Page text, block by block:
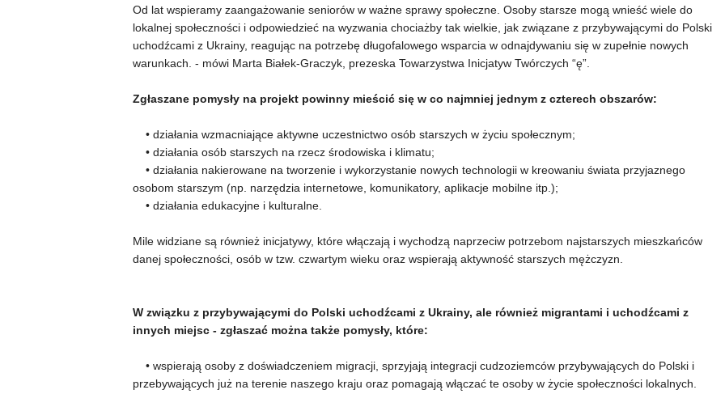
Od lat wspieramy zaangażowanie seniorów w ważne sprawy społeczne. Osoby starsze mogą wnieść wiele do
lokalnej społeczności i odpowiedzieć na wyzwania chociażby tak wielkie, jak związane z przybywającymi do Polski
uchodźcami z Ukrainy, reagując na potrzebę długofalowego wsparcia w odnajdywaniu się w zupełnie nowych
warunkach. - mówi Marta Białek-Graczyk, prezeska Towarzystwa Inicjatyw Twórczych “ę”.
Zgłaszane pomysły na projekt powinny mieścić się w co najmniej jednym z czterech obszarów:
• działania wzmacniające aktywne uczestnictwo osób starszych w życiu społecznym;
• działania osób starszych na rzecz środowiska i klimatu;
• działania nakierowane na tworzenie i wykorzystanie nowych technologii w kreowaniu świata przyjaznego
osobom starszym (np. narzędzia internetowe, komunikatory, aplikacje mobilne itp.);
• działania edukacyjne i kulturalne.
Mile widziane są również inicjatywy, które włączają i wychodzą naprzeciw potrzebom najstarszych mieszkańców
danej społeczności, osób w tzw. czwartym wieku oraz wspierają aktywność starszych mężczyzn.
W związku z przybywającymi do Polski uchodźcami z Ukrainy, ale również migrantami i uchodźcami z
innych miejsc - zgłaszać można także pomysły, które:
• wspierają osoby z doświadczeniem migracji, sprzyjają integracji cudzoziemców przybywających do Polski i
przebywających już na terenie naszego kraju oraz pomagają włączać te osoby w życie społeczności lokalnych.